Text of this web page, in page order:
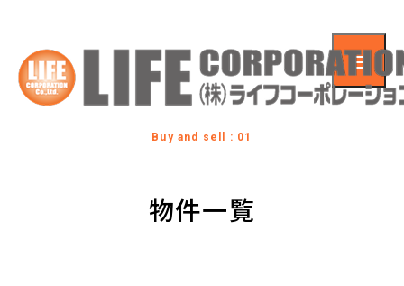
Buy and sell : 01
物件一覧